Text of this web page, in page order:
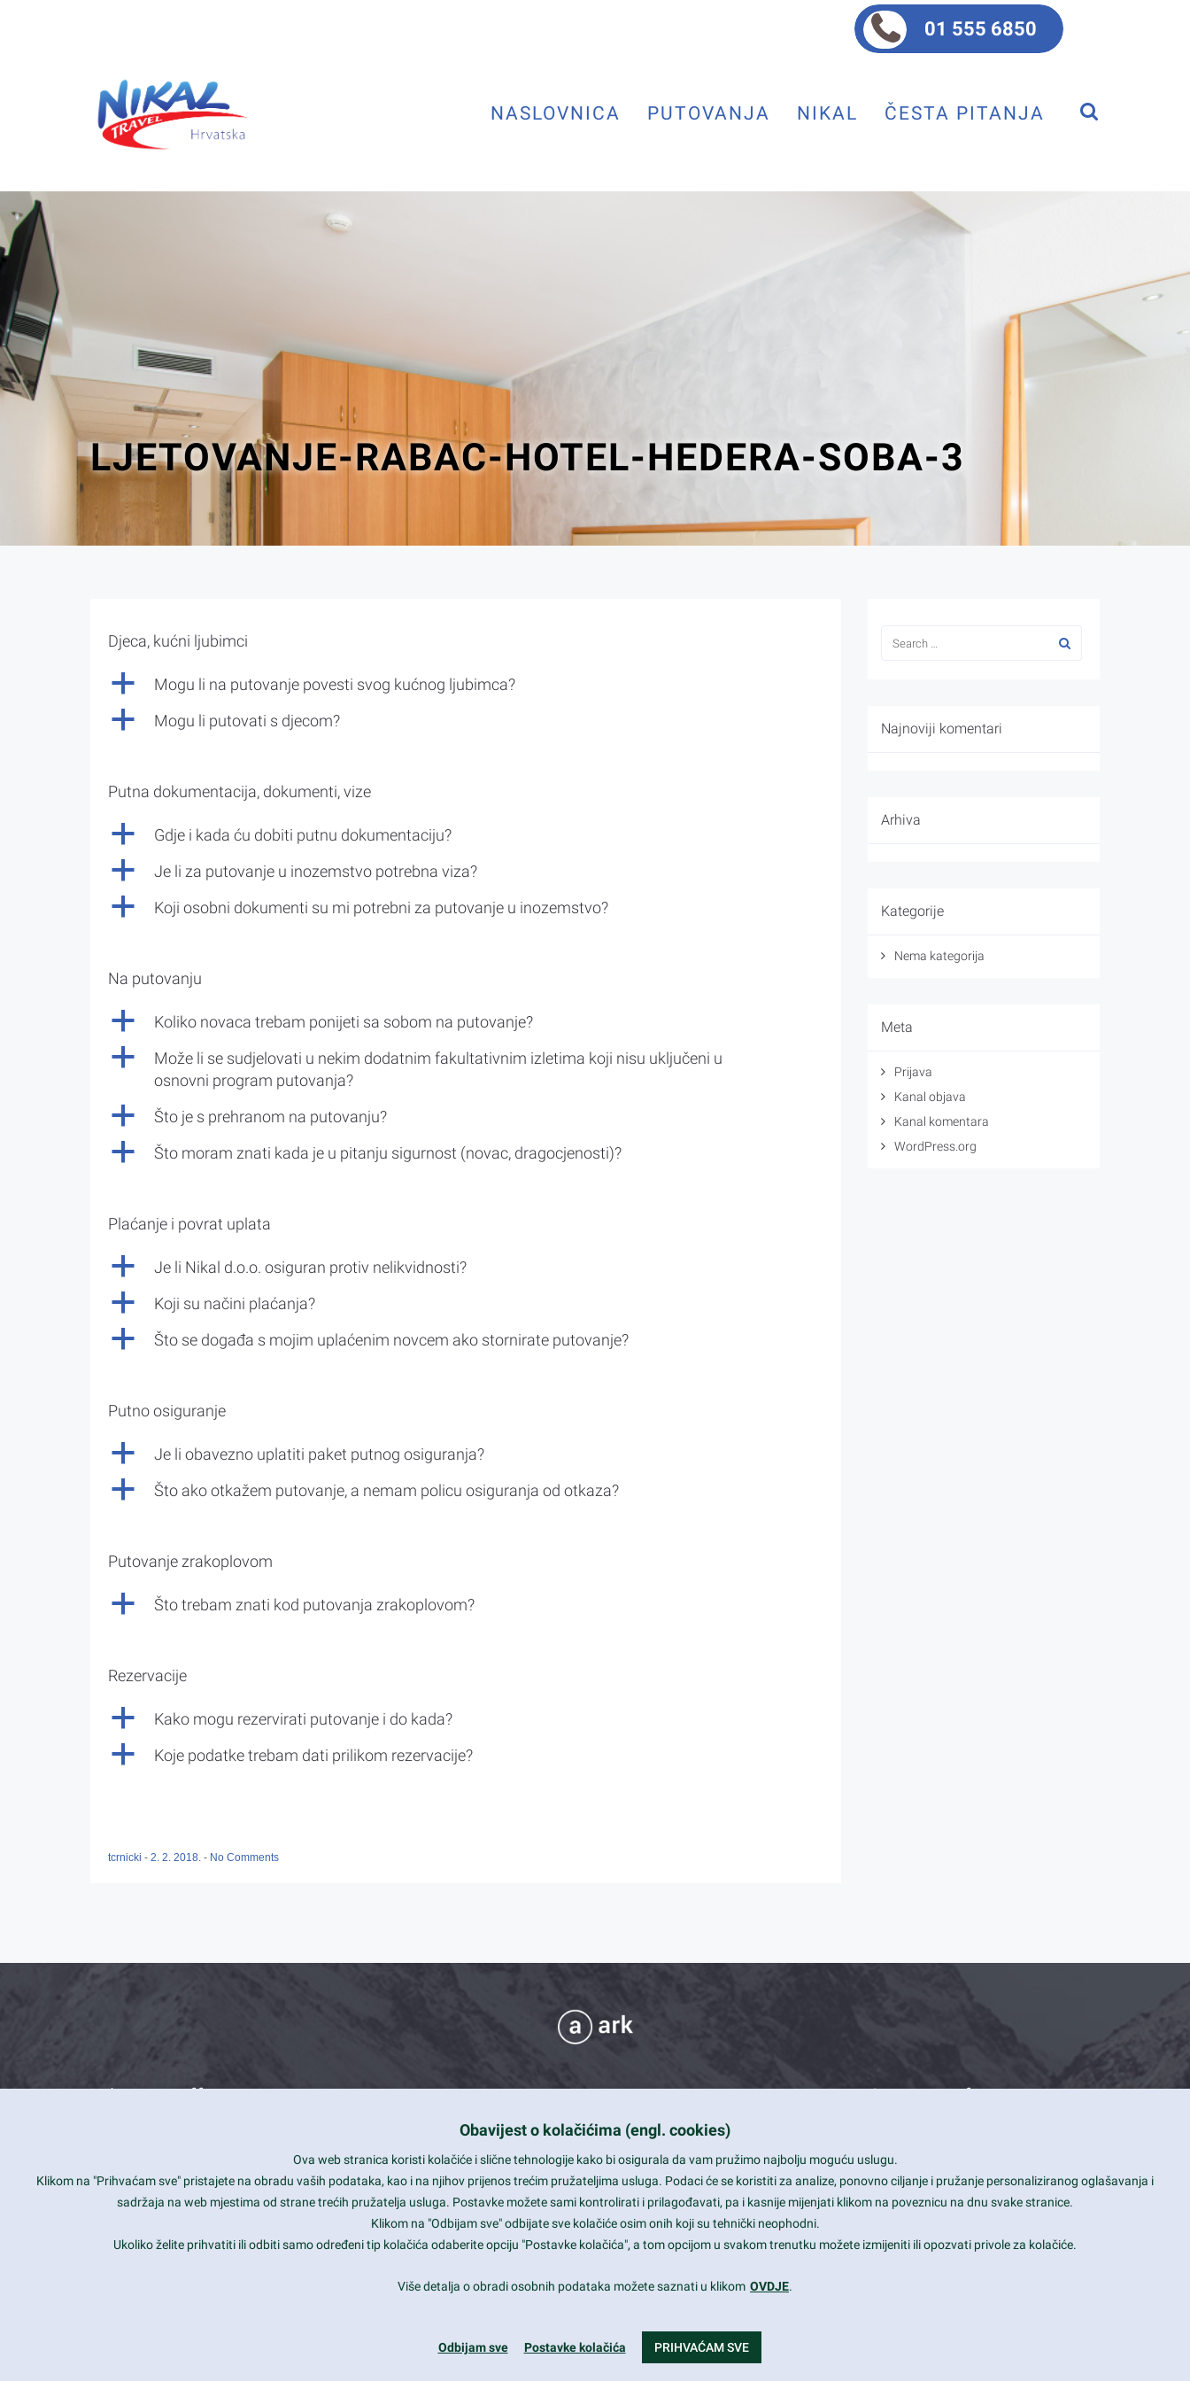
01 555 6850
NASLOVNICA PUTOVANJA NIKAL ČESTA PITANJA
LJETOVANJE-RABAC-HOTEL-HEDERA-SOBA-3
Djeca, kućni ljubimci
a Mogu li na putovanje povesti svog kućnog ljubimca?
a Mogu li putovati s djecom?
Putna dokumentacija, dokumenti, vize
a Gdje i kada ću dobiti putnu dokumentaciju?
a Je li za putovanje u inozemstvo potrebna viza?
a Koji osobni dokumenti su mi potrebni za putovanje u inozemstvo?
Na putovanju
a Koliko novaca trebam ponijeti sa sobom na putovanje?
a
Može li se sudjelovati u nekim dodatnim fakultativnim izletima koji nisu uključeni u
osnovni program putovanja?
a Što je s prehranom na putovanju?
a Što moram znati kada je u pitanju sigurnost (novac, dragocjenosti)?
Plaćanje i povrat uplata
a Je li Nikal d.o.o. osiguran protiv nelikvidnosti?
a Koji su načini plaćanja?
a Što se događa s mojim uplaćenim novcem ako stornirate putovanje?
Putno osiguranje
a Je li obavezno uplatiti paket putnog osiguranja?
a Što ako otkažem putovanje, a nemam policu osiguranja od otkaza?
Putovanje zrakoplovom
a Što trebam znati kod putovanja zrakoplovom?
Rezervacije
a Kako mogu rezervirati putovanje i do kada?
a Koje podatke trebam dati prilikom rezervacije?
tcrnicki - 2. 2. 2018. - No Comments
Najnoviji komentari
Arhiva
Kategorije
Nema kategorija
Meta
Prijava
Kanal objava
Kanal komentara
WordPress.org
What we offer
Is your website user friendly?
Ark offers weekly stunning designs.
Why our customers love Ark?
Smart and beautiful design
Unlimited Eelements
Mobile ready
Contact Info
View, CA 94043
+1 650-253-0000
Daily: 9:00 am - 6:00 pm
Obavijest o kolačićima (engl. cookies)
Ova web stranica koristi kolačiće i slične tehnologije kako bi osigurala da vam pružimo najbolju moguću uslugu.
Klikom na "Prihvaćam sve" pristajete na obradu vaših podataka, kao i na njihov prijenos trećim pružateljima usluga. Podaci će se koristiti za analize, ponovno ciljanje i pružanje personaliziranog oglašavanja i
sadržaja na web mjestima od strane trećih pružatelja usluga. Postavke možete sami kontrolirati i prilagođavati, pa i kasnije mijenjati klikom na poveznicu na dnu svake stranice.
Klikom na "Odbijam sve" odbijate sve kolačiće osim onih koji su tehnički neophodni.
Ukoliko želite prihvatiti ili odbiti samo određeni tip kolačića odaberite opciju "Postavke kolačića", a tom opcijom u svakom trenutku možete izmijeniti ili opozvati privole za kolačiće.
Više detalja o obradi osobnih podataka možete saznati u klikom OVDJE.
Odbijam sve Postavke kolačića PRIHVAĆAM SVE